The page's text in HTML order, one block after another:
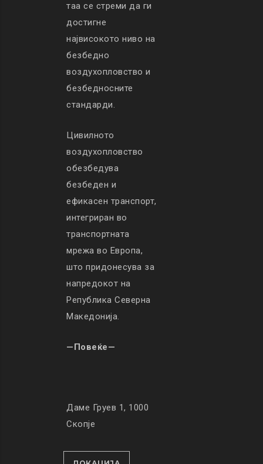
таа се стреми да ги
достигне
највисокото ниво на
безбедно
воздухопловство и
безбедносните
стандарди.
Цивилното
воздухопловство
обезбедува
безбеден и
ефикасен транспорт,
интегриран во
транспортната
мрежа во Европа,
што придонесува за
напредокот на
Република Северна
Македонија.
—Повеќе—
Даме Груев 1, 1000
Скопје